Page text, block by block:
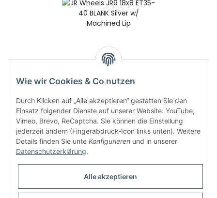
JR Wheels JR9 18x8 ET35-
Machined Lip
235,00 €*
Wie wir Cookies & Co nutzen
Durch Klicken auf „Alle akzeptieren“ gestatten Sie den
Einsatz folgender Dienste auf unserer Website: YouTube,
Vimeo, Brevo, ReCaptcha. Sie können die Einstellung
jederzeit ändern (Fingerabdruck-Icon links unten). Weitere
Details finden Sie unte Konfigurieren und in unserer
Datenschutzerklärung.
Alle akzeptieren